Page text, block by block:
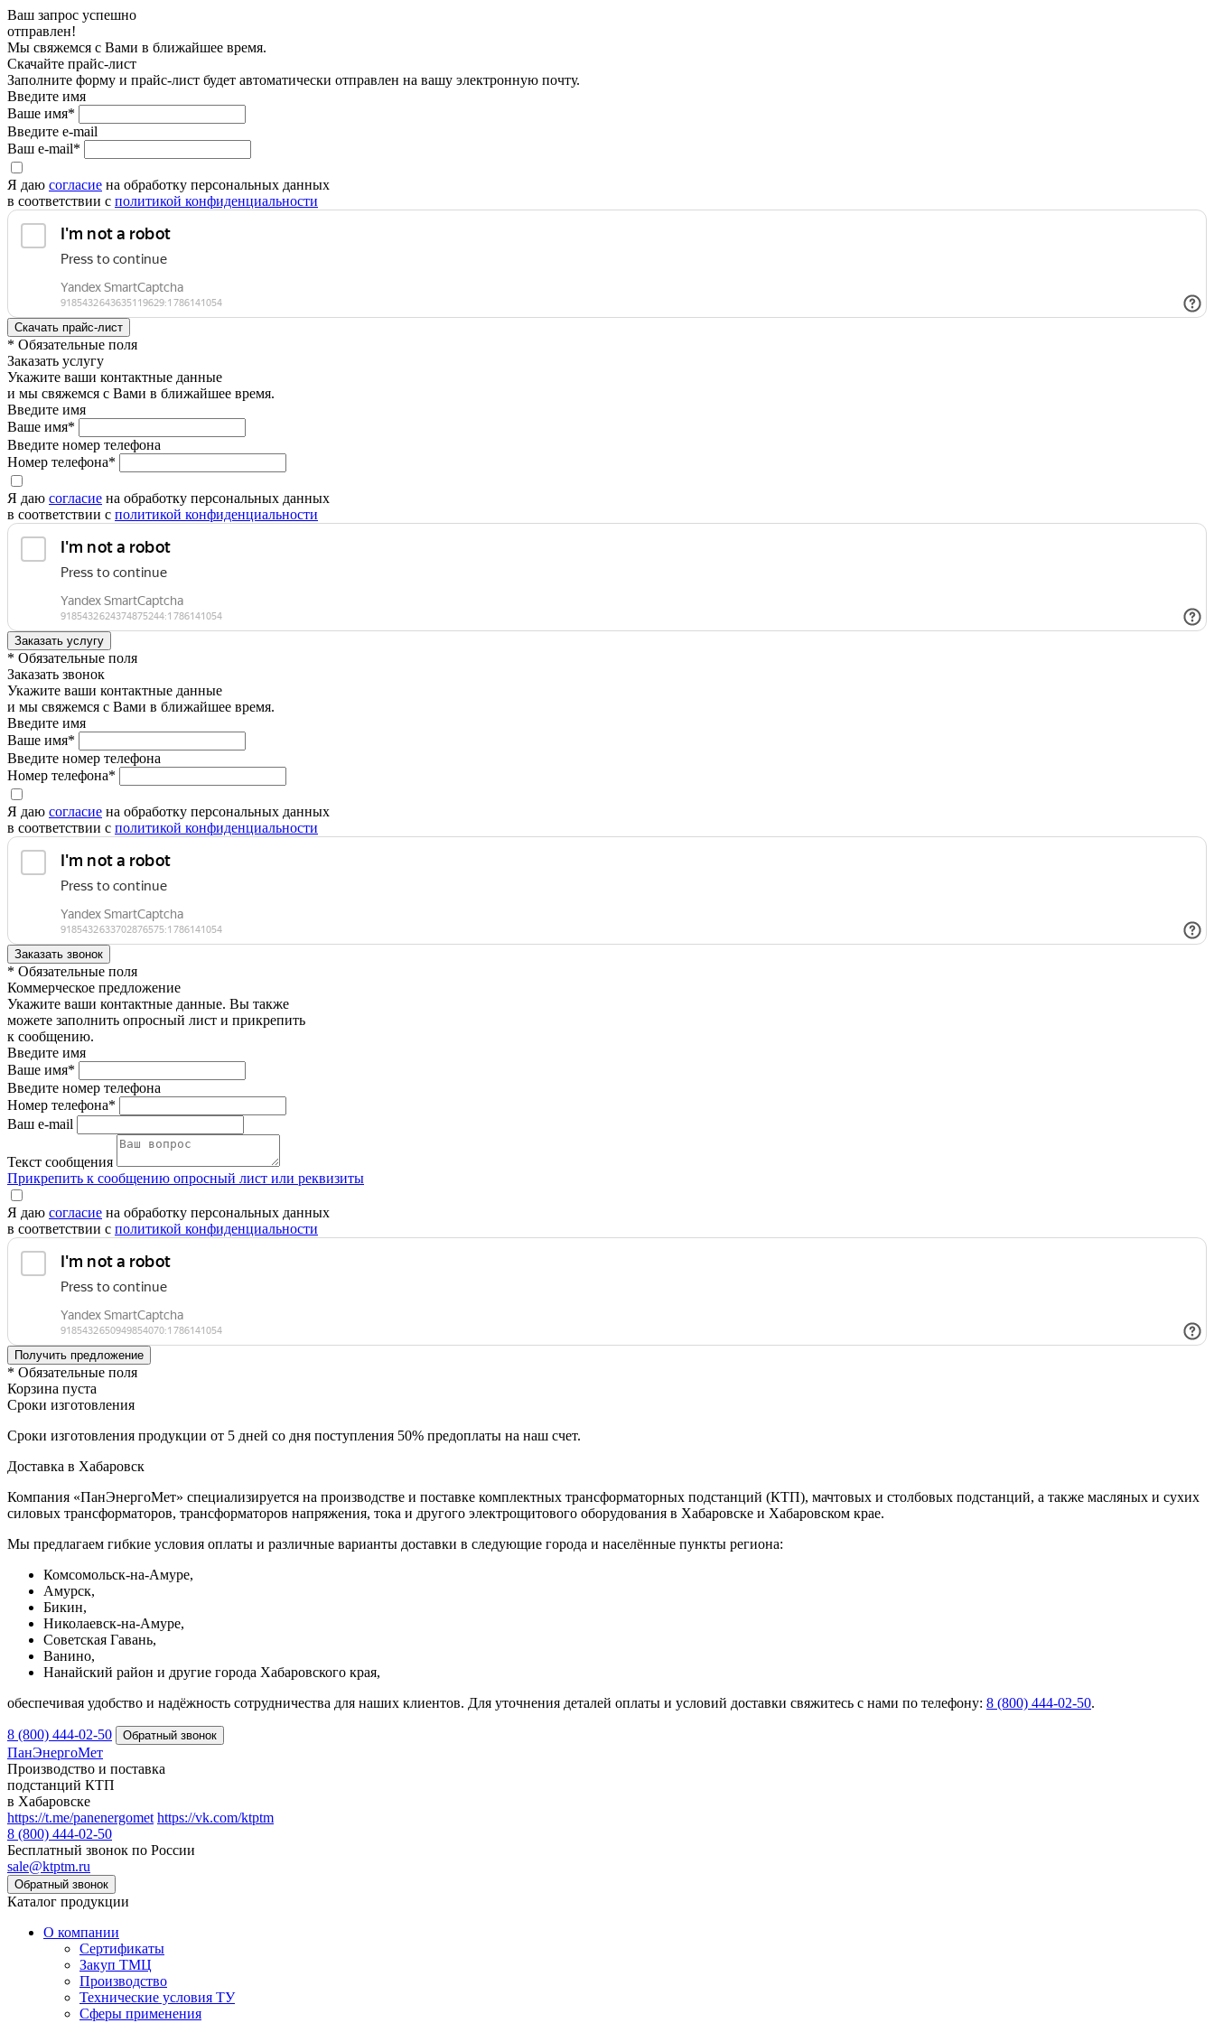
Ваш запрос успешно
отправлен!
Мы свяжемся с Вами в ближайшее время.
Скачайте прайс-лист
Заполните форму и прайс-лист будет автоматически отправлен на вашу электронную почту.
Введите имя
Ваше имя*
Введите e-mail
Ваш e-mail*
Я даю согласие на обработку персональных данных
в соответствии с политикой конфиденциальности
* Обязательные поля
Заказать услугу
Укажите ваши контактные данные
и мы свяжемся с Вами в ближайшее время.
Введите имя
Ваше имя*
Введите номер телефона
Номер телефона*
Я даю согласие на обработку персональных данных
в соответствии с политикой конфиденциальности
* Обязательные поля
Заказать звонок
Укажите ваши контактные данные
и мы свяжемся с Вами в ближайшее время.
Введите имя
Ваше имя*
Введите номер телефона
Номер телефона*
Я даю согласие на обработку персональных данных
в соответствии с политикой конфиденциальности
* Обязательные поля
Коммерческое предложение
Укажите ваши контактные данные. Вы также
можете заполнить опросный лист и прикрепить
к сообщению.
Введите имя
Ваше имя*
Введите номер телефона
Номер телефона*
Ваш e-mail
Текст сообщения
Прикрепить к сообщению опросный лист или реквизиты
Я даю согласие на обработку персональных данных
в соответствии с политикой конфиденциальности
* Обязательные поля
Корзина пуста
Сроки изготовления
Сроки изготовления продукции от 5 дней со дня поступления 50% предоплаты на наш счет.
Доставка в Хабаровск
Компания «ПанЭнергоМет» специализируется на производстве и поставке комплектных трансформаторных подстанций (КТП), мачтовых и столбовых подстанций, а также масляных и сухих
силовых трансформаторов, трансформаторов напряжения, тока и другого электрощитового оборудования в Хабаровске и Хабаровском крае.
Мы предлагаем гибкие условия оплаты и различные варианты доставки в следующие города и населённые пункты региона:
Комсомольск-на-Амуре,
Амурск,
Бикин,
Николаевск-на-Амуре,
Советская Гавань,
Ванино,
Нанайский район и другие города Хабаровского края,
обеспечивая удобство и надёжность сотрудничества для наших клиентов. Для уточнения деталей оплаты и условий доставки свяжитесь с нами по телефону: 8 (800) 444‑02‑50.
8 (800) 444-02-50
ПанЭнергоМет
Производство и поставка
подстанций КТП
в Хабаровске
https://t.me/panenergomet https://vk.com/ktptm
8 (800) 444-02-50
Бесплатный звонок по России
sale@ktptm.ru
Каталог продукции
О компании
Сертификаты
Закуп ТМЦ
Производство
Технические условия ТУ
Сферы применения